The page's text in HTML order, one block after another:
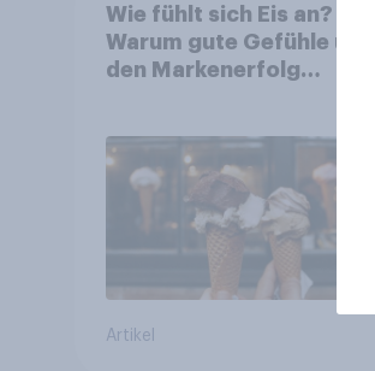
Wie fühlt sich Eis an?
Warum gute Gefühle über
den Markenerfolg
Artikel